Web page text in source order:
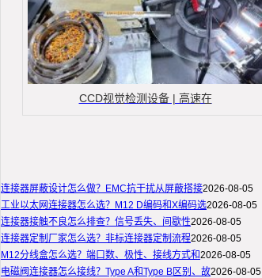
CCD视觉检测设备 | 高速在
连接器屏蔽设计怎么做？EMC抗干扰从屏蔽搭接2026-08-05
工业以太网连接器怎么选？M12 D编码和X编码选2026-08-05
连接器接触不良怎么排查？信号丢失、间歇性2026-08-05
连接器定制厂家怎么选？非标连接器定制流程2026-08-05
M12分线盒怎么选？端口数、极性、接线方式和2026-08-05
电磁阀连接器怎么接线？Type A和Type B区别、故2026-08-05